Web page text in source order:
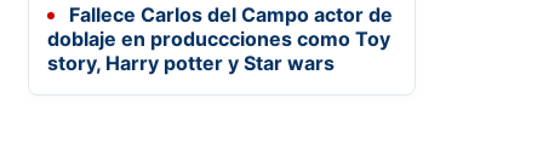
Fallece Carlos del Campo actor de
doblaje en produccciones como Toy
story, Harry potter y Star wars